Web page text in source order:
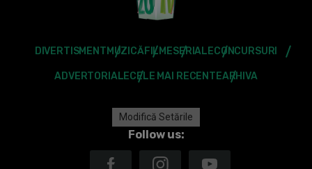
DIVERTISMENT MUZICĂFILMESERIALECONCURSURI
ADVERTORIALECELE MAI RECENTEARHIVA
Modifică Setările
Follow us: